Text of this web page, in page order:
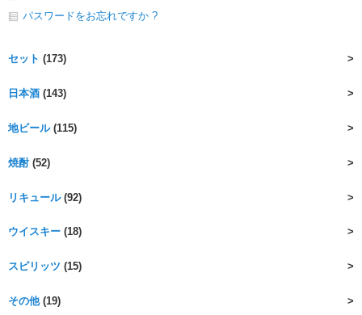
パスワードをお忘れですか ?
セット (173)
日本酒 (143)
地ビール(115)
焼酎(52)
リキュール(92)
ウイスキー (18)
スピリッツ (15)
その他(19)